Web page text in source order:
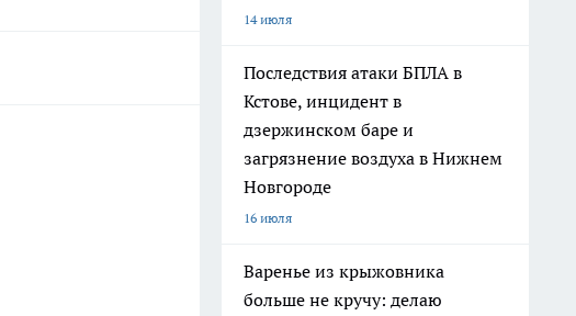
14 июля
Последствия атаки БПЛА в
Кстове, инцидент в
дзержинском баре и
загрязнение воздуха в Нижнем
Новгороде
16 июля
Варенье из крыжовника
больше не кручу: делаю